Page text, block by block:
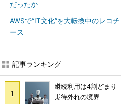
だったか
AWSで“IT文化”を大転換中のレコ
ース
記事ランキング
継続利用は4割どま
期待外れの境界